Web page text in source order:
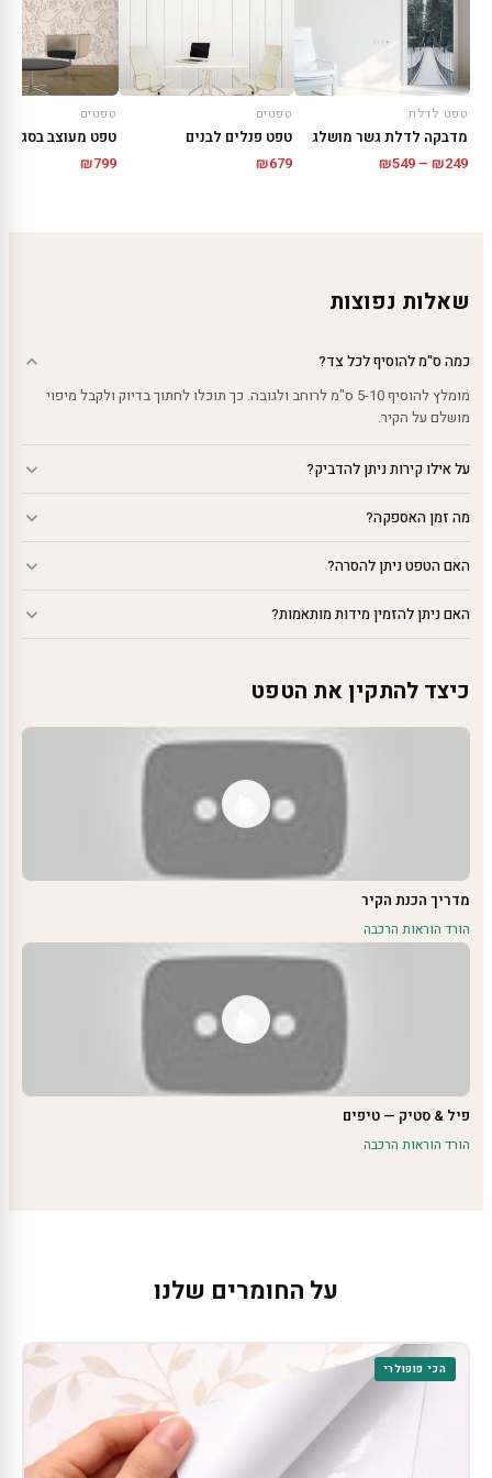
טפט לדלת
מדבקה לדלת גשר מושלג
₪249
–
₪549
טפטים
טפט פנלים לבנים
₪679
טפטים
טפט מעוצב בסגנון
₪799
שאלות נפוצות
כמה ס"מ להוסיף לכל צד?
מומלץ להוסיף 5-10 ס"מ לרוחב ולגובה. כך תוכלו לחתוך בדיוק ולקבל מיפוי
מושלם על הקיר.
על אילו קירות ניתן להדביק?
מה זמן האספקה?
האם הטפט ניתן להסרה?
האם ניתן להזמין מידות מותאמות?
כיצד להתקין את הטפט
מדריך הכנת הקיר
הורד הוראות הרכבה
פיל & סטיק — טיפים
הורד הוראות הרכבה
על החומרים שלנו
הכי פופולרי